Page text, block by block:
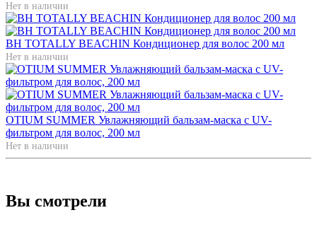
Нет в наличии
BH TOTALLY BEACHIN Кондиционер для волос 200 мл
Нет в наличии
OTIUM SUMMER Увлажняющий бальзам-маска с UV-
фильтром для волос, 200 мл
Нет в наличии
Вы смотрели